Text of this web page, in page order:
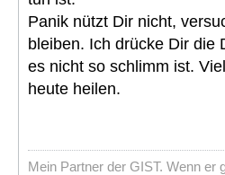
Panik nützt Dir nicht,
bleiben. Ich drücke Dir die
es nicht so schlimm ist.
heute heilen.
Mein Partner der GIST. Wenn er